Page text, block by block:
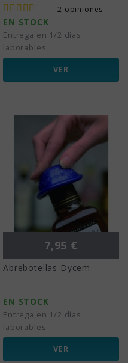
2 opiniones
EN STOCK
Entrega en 1/2 días
laborables
VER
Precio
7,95 €
Abrebotellas Dycem
EN STOCK
Entrega en 1/2 días
laborables
VER